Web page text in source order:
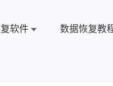
软件 数据恢复教